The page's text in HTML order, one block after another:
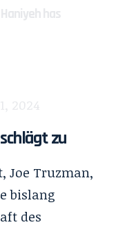
has
2024
zu
Joe Truzman,
bislang
des